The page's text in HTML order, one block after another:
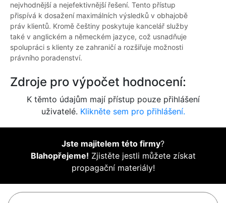
nejvhodnější a nejefektivnější řešení. Tento přístup
přispívá k dosažení maximálních výsledků v obhajobě
práv klientů. Kromě češtiny poskytuje kancelář služby
také v anglickém a německém jazyce, což usnadňuje
spolupráci s klienty ze zahraničí a rozšiřuje možnosti
právního poradenství.
Zdroje pro výpočet hodnocení:
K těmto údajům mají přístup pouze přihlášení
uživatelé. Klikněte sem pro přihlášení.
Jste majitelem této firmy?
Blahopřejeme! Zjistěte jestli můžete získat
propagační materiály!